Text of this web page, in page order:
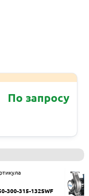
По запросу
300-315-132SWF